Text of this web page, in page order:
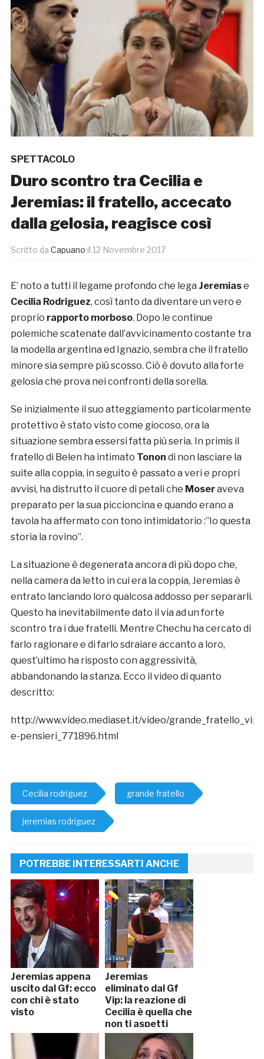
SPETTACOLO
Duro scontro tra Cecilia e
Jeremias: il fratello, accecato
dalla gelosia, reagisce così
Scritto da Capuano il 12 Novembre 2017
E’ noto a tutti il legame profondo che lega Jeremiase
Cecilia Rodriguez, così tanto da diventare un vero e
proprio rapporto morboso. Dopo le continue
polemiche scatenate dall’avvicinamento costante tra
la modella argentina ed Ignazio, sembra che il fratello
minore sia sempre più scosso. Ciò è dovuto alla forte
gelosia che prova nei confronti della sorella.
Se inizialmente il suo atteggiamento particolarmente
protettivo è stato visto come giocoso, ora la
situazione sembra essersi fatta più seria. In primis il
fratello di Belen ha intimato Tonon di non lasciare la
suite alla coppia, in seguito è passato a veri e propri
avvisi, ha distrutto il cuore di petali che Moseraveva
preparato per la sua piccioncina e quando erano a
tavola ha affermato con tono intimidatorio :”Io questa
storia la rovino”.
La situazione è degenerata ancora di più dopo che,
nella camera da letto in cui era la coppia, Jeremias è
entrato lanciando loro qualcosa addosso per separarli.
Questo ha inevitabilmente dato il via ad un forte
scontro tra i due fratelli. Mentre Chechu ha cercato di
farlo ragionare e di farlo sdraiare accanto a loro,
quest’ultimo ha risposto con aggressività,
abbandonando la stanza. Ecco il video di quanto
descritto:
http://www.video.mediaset.it/video/
e-pensieri_771896.html
Cecilia rodriguez grande fratello
jeremias rodriguez
POTREBBE INTERESSARTI ANCHE
Jeremias appena
uscito dal Gf: ecco
con chi è stato
visto
Jeremias
eliminato dal Gf
Vip: la reazione di
Cecilia è quella che
non ti aspetti